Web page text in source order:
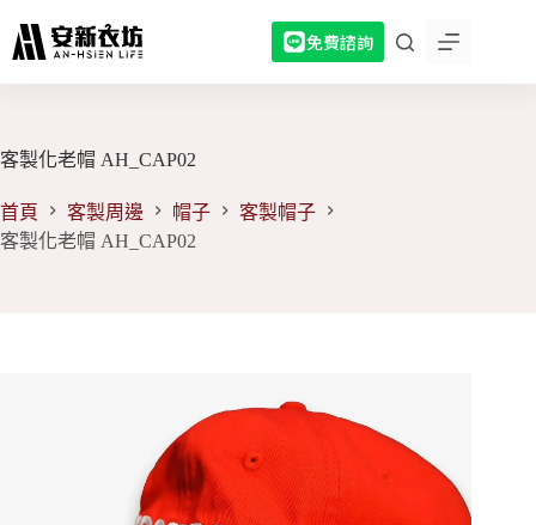
至
容
免費諮詢
客製化老帽 AH_CAP02
首頁 客製周邊 帽子
客製帽子
客製化老帽 AH_CAP02